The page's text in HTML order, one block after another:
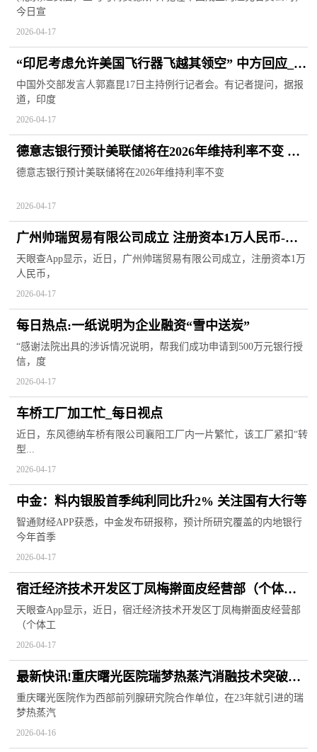
今日宣
2026-04-17
“印尼考虑允许美国飞行器飞越其领空” 中方回应_实
时焦点
中国外交部发言人郭嘉昆17日主持例行记者会。有记者提问，据报
道，印度
2026-04-17
德意志银行预计美联储将在2026年维持利率不变 速
看料
德意志银行预计美联储将在2026年维持利率不变
2026-04-17
广州帅瑞贸易有限公司成立 注册资本1万人民币-当
前关注
天眼查App显示，近日，广州帅瑞贸易有限公司成立，注册资本1万
人民币，
2026-04-17
每日热点:一纸说明为企业融资“雪中送炭”
“感谢法院出具的涉诉情况说明，帮我们成功申请到500万元银行授
信，度
2026-04-17
车桥工厂加工忙_每日视点
近日，东风德纳车桥有限公司襄阳工厂内一片繁忙，该工厂紧扣“转
型...
2026-04-17
中金：料内银股首季纯利同比升2% 关注国有大行等
智通财经APP获悉，中金发布研报称，预计所研究覆盖的内地银行
今年首季
2026-04-17
宿迁经济技术开发区丁凤梅擀面皮经营部（个体工
商户）成立 注册资本6万人民币
天眼查App显示，近日，宿迁经济技术开发区丁凤梅擀面皮经营部
（个体工
2026-04-17
最新快讯!重庆曙光医院瑞梦热蒸汽消融技术突破传
统治疗局限，助力男性前列腺增生康复！
重庆曙光医院作为西部前列腺研究院合作单位，在23年就引进的瑞
梦热蒸汽
2026-04-16